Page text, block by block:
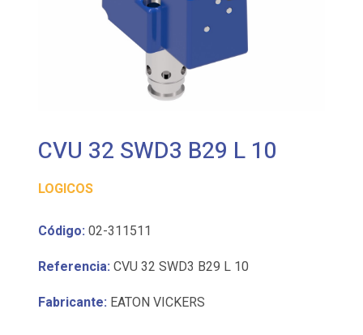
CVU 32 SWD3 B29 L 10
LOGICOS
Código: 02-311511
Referencia: CVU 32 SWD3 B29 L 10
Fabricante: EATON VICKERS